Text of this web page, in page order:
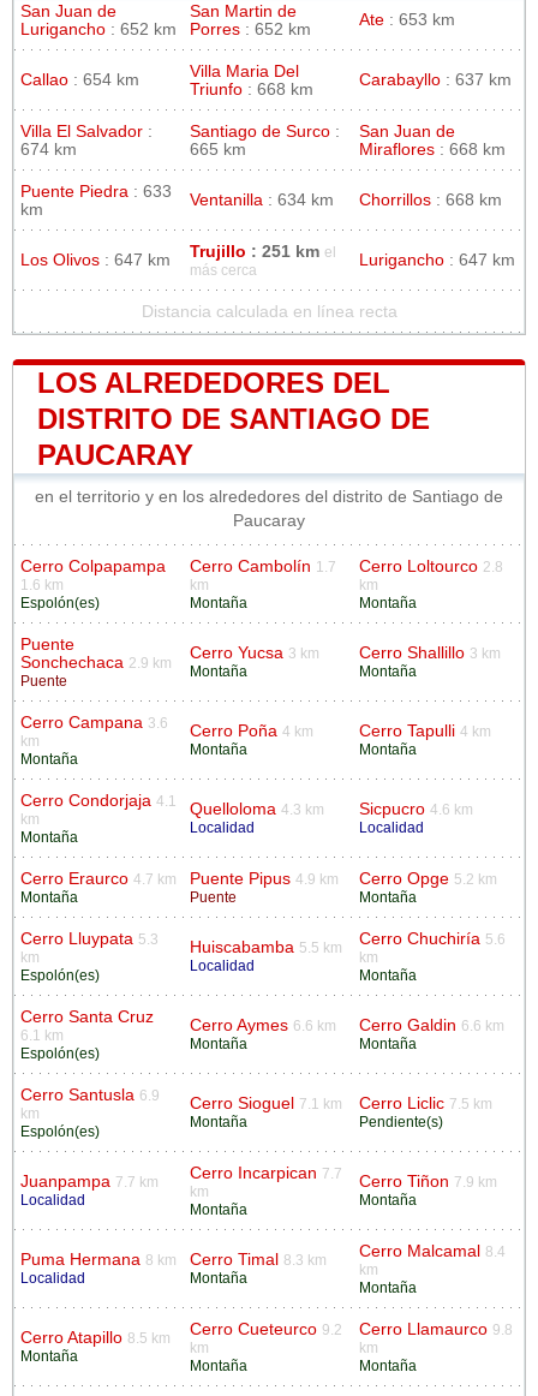
San Juan de
Lurigancho : 652 km
San Martin de
Porres : 652 km
Ate : 653 km
Callao : 654 km
Villa Maria Del
Triunfo : 668 km
Carabayllo : 637 km
Villa El Salvador :
674 km
Santiago de Surco :
665 km
San Juan de
Miraflores : 668 km
Puente Piedra : 633
km
Ventanilla : 634 km Chorrillos : 668 km
Los Olivos : 647 km Trujillo : 251 km el
más cerca
Lurigancho : 647 km
Distancia calculada en línea recta
LOS ALREDEDORES DEL
DISTRITO DE SANTIAGO DE
PAUCARAY
en el territorio y en los alrededores del distrito de Santiago de
Paucaray
Cerro Colpapampa
1.6 km
Espolón(es)
Cerro Cambolín 1.7
km
Montaña
Cerro Loltourco 2.8
km
Montaña
Puente
Sonchechaca 2.9 km
Puente
Cerro Yucsa 3 km
Montaña
Cerro Shallillo 3 km
Montaña
Cerro Campana 3.6
km
Montaña
Cerro Poña 4 km
Montaña
Cerro Tapulli 4 km
Montaña
Cerro Condorjaja 4.1
km
Montaña
Quelloloma 4.3 km
Localidad
Sicpucro 4.6 km
Localidad
Cerro Eraurco 4.7 km
Montaña
Puente Pipus 4.9 km
Puente
Cerro Opge 5.2 km
Montaña
Cerro Lluypata 5.3
km
Espolón(es)
Huiscabamba 5.5 km
Localidad
Cerro Chuchiría 5.6
km
Montaña
Cerro Santa Cruz
6.1 km
Espolón(es)
Cerro Aymes 6.6 km
Montaña
Cerro Galdin 6.6 km
Montaña
Cerro Santusla 6.9
km
Espolón(es)
Cerro Sioguel
7.1 km
Montaña
Cerro Liclic 7.5 km
Pendiente(s)
Juanpampa 7.7 km
Localidad
Cerro Incarpican 7.7
km
Montaña
Cerro Tiñon 7.9 km
Montaña
Puma Hermana 8 km
Localidad
Cerro Timal
8.3 km
Montaña
Cerro Malcamal
8.4
km
Montaña
Cerro Atapillo 8.5 km
Montaña
Cerro Cueteurco 9.2
km
Montaña
Cerro Llamaurco 9.8
km
Montaña